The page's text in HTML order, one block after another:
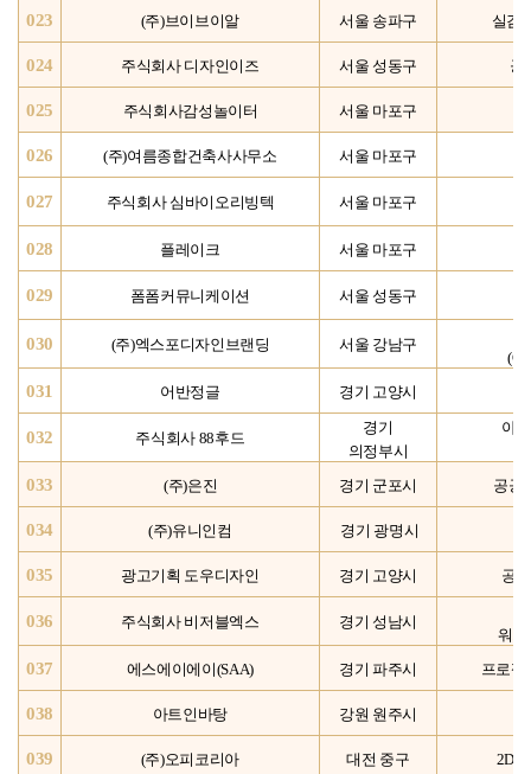
023 (주)브이브이알 서울 송파구 실감
024 주식회사 디자인이즈 서울 성동구 공
025 주식회사감성놀이터 서울 마포구
026 (주)여름종합건축사사무소 서울 마포구
027 주식회사 심바이오리빙텍 서울 마포구
028 플레이크 서울 마포구
029 폼폼커뮤니케이션 서울 성동구
030 (주)엑스포디자인브랜딩 서울 강남구
031 어반정글 경기 고양시
032 주식회사 88후드
경기
의정부시
아
033 (주)은진 경기 군포시 공공
034 (주)유니인컴 경기 광명시
035 광고기획 도우디자인 경기 고양시 공
036 주식회사 비저블엑스 경기 성남시
워크
037 에스에이에이(SAA) 경기 파주시 프로젝
038 아트인바탕 강원 원주시
039 (주)오피코리아 대전 중구 2D